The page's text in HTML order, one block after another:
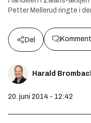
Petter Mellerud ringte i
Del
Harald
20. juni 2014 - 12:42